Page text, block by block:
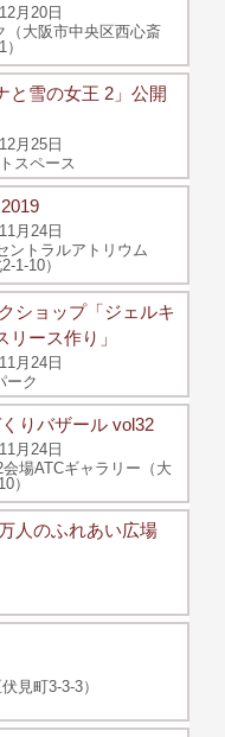
月20日
（大阪市中央区西心斎
と雪の女王 2」公開
月25日
スペース
月24日
ントラルアトリウム
1-10）
ショップ「ジェルキ
ース作り」
月24日
ーク
りバザール vol32
月24日
場ATCギャラリー（大
）
人のふれあい広場
見町3-3-3）